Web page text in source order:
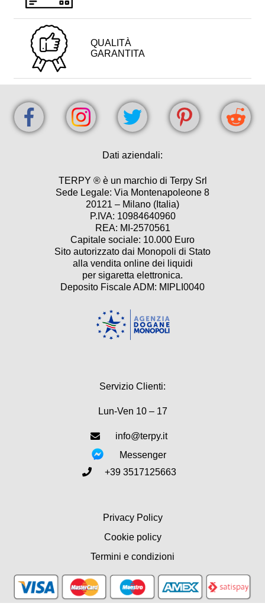
QUALITÀ
GARANTITA
Dati aziendali:
TERPY ® è un marchio di Terpy Srl
Sede Legale: Via Montenapoleone 8
20121 – Milano (Italia)
P.IVA: 10984640960
REA: MI-2570561
Capitale sociale: 10.000 Euro
Sito autorizzato dai Monopoli di Stato
alla vendita online dei liquidi
per sigaretta elettronica.
Deposito Fiscale ADM: MIPLI0040
Servizio Clienti:
Lun-Ven 10 – 17
info@terpy.it
Messenger
+39 3517125663
Privacy Policy
Cookie policy
Termini e condizioni